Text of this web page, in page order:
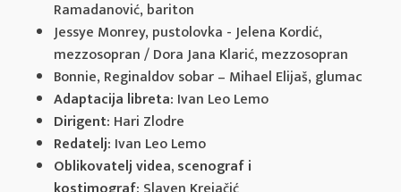
Ramadanović, bariton
Jessye Monrey, pustolovka - Jelena Kordić,
mezzosopran / Dora Jana Klarić, mezzosopran
Bonnie, Reginaldov sobar – Mihael Elijaš, glumac
Adaptacija libreta: Ivan Leo Lemo
Dirigent: Hari Zlodre
Redatelj: Ivan Leo Lemo
Oblikovatelj videa, scenograf i